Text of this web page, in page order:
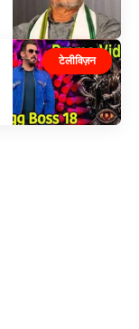
टेलीविज़न